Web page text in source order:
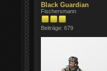
Black Guardian
Fischersmann
Beiträge: 679